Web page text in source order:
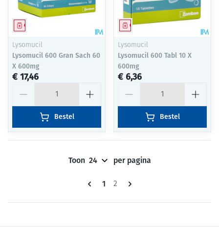
Geneesmiddel
Lysomucil
Lysomucil 600 Gran Sach 60
X 600mg
€ 17,46
Bestel
Geneesmiddel
Lysomucil
Lysomucil 600 Tabl 10 X
600mg
€ 6,36
Bestel
Pagina's
U lees momenteel pagina
1 Pagina
2
Toon per pagina